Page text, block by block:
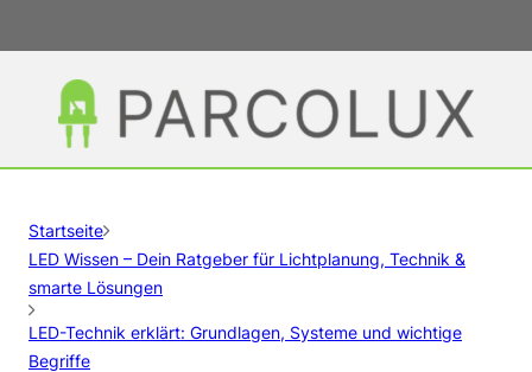
Startseite
LED Wissen – Dein Ratgeber für Lichtplanung, Technik &
smarte Lösungen
LED-Technik erklärt: Grundlagen, Systeme und wichtige
Begriffe